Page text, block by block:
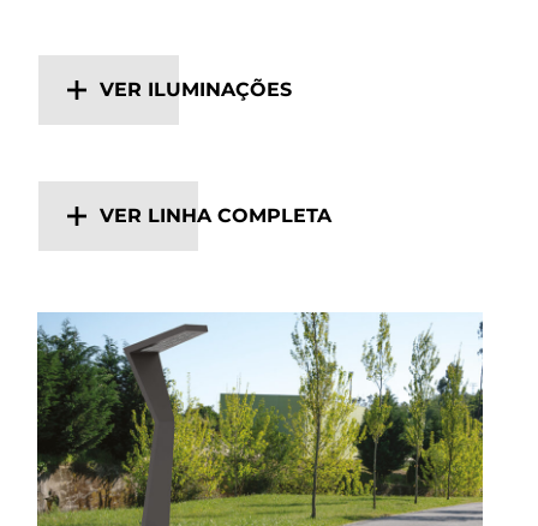
VER ILUMINAÇÕES
VER LINHA COMPLETA